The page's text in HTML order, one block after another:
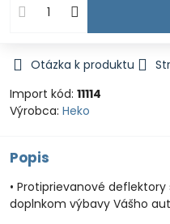
Otázka k produktu
Import kód: 11114
Výrobca: Heko
Popis
• Protiprievanové
doplnkom výbavy Vášho